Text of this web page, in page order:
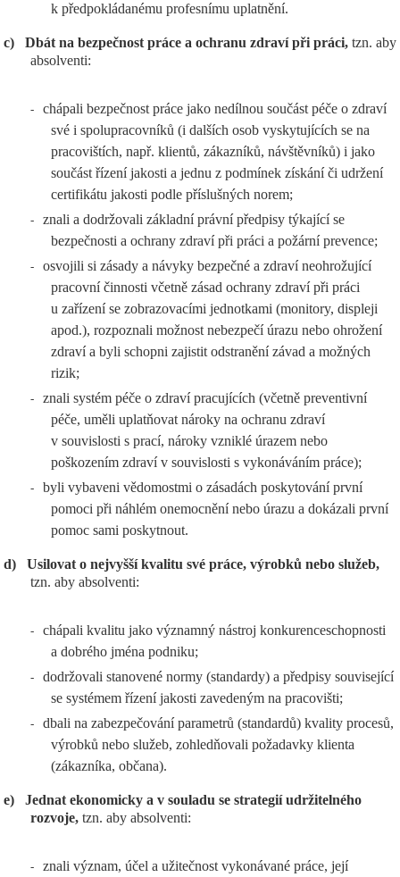
k předpokládanému profesnímu uplatnění.
c) Dbát na bezpečnost práce a ochranu zdraví při práci, tzn. aby
absolventi:
-
chápali bezpečnost práce jako nedílnou součást péče o zdraví
své i spolupracovníků (i dalších osob vyskytujících se na
pracovištích, např. klientů, zákazníků, návštěvníků) i jako
součást řízení jakosti a jednu z podmínek získání či udržení
certifikátu jakosti podle příslušných norem;
-
znali a dodržovali základní právní předpisy týkající se
bezpečnosti a ochrany zdraví při práci a požární prevence;
-
osvojili si zásady a návyky bezpečné a zdraví neohrožující
pracovní činnosti včetně zásad ochrany zdraví při práci
u zařízení se zobrazovacími jednotkami (monitory, displeji
apod.), rozpoznali možnost nebezpečí úrazu nebo ohrožení
zdraví a byli schopni zajistit odstranění závad a možných
rizik;
-
znali systém péče o zdraví pracujících (včetně preventivní
péče, uměli uplatňovat nároky na ochranu zdraví
v souvislosti s prací, nároky vzniklé úrazem nebo
poškozením zdraví v souvislosti s vykonáváním práce);
-
byli vybaveni vědomostmi o zásadách poskytování první
pomoci při náhlém onemocnění nebo úrazu a dokázali první
pomoc sami poskytnout.
d)
Usilovat o nejvyšší kvalitu své práce, výrobků nebo služeb,
tzn. aby absolventi:
-
chápali kvalitu jako významný nástroj konkurenceschopnosti
a dobrého jména podniku;
-
dodržovali stanovené normy (standardy) a předpisy související
se systémem řízení jakosti zavedeným na pracovišti;
-
dbali na zabezpečování parametrů (standardů) kvality procesů,
výrobků nebo služeb, zohledňovali požadavky klienta
(zákazníka, občana).
e)
Jednat ekonomicky a v souladu se strategií udržitelného
rozvoje, tzn. aby absolventi:
-
znali význam, účel a užitečnost vykonávané práce, její